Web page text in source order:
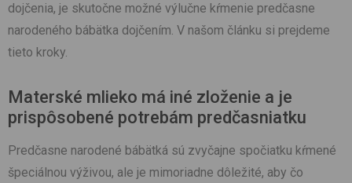
dojčenia, je skutočne možné výlučne kŕmenie predčasne
narodeného bábätka dojčením. V našom článku si prejdeme
tieto kroky.
Materské mlieko má iné zloženie a je
prispôsobené potrebám predčasniatku
Predčasne narodené bábätká sú zvyčajne spočiatku kŕmené
špeciálnou výživou, ale je mimoriadne dôležité, aby čo